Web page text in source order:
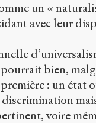
un «
avec leur
bien,
: un état
voire